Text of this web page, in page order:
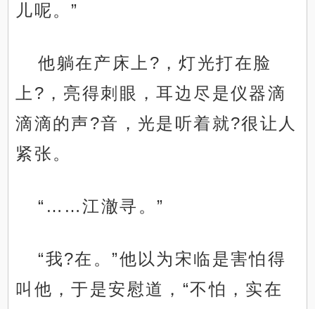
儿呢。”
他躺在产床上?，灯光打在脸
上?，亮得刺眼，耳边尽是仪器滴
滴滴的声?音，光是听着就?很让人
紧张。
“……江澈寻。”
“我?在。”他以为宋临是害怕得
叫他，于是安慰道，“不怕，实在